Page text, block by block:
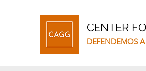
CENTER
DEFENDEMOS